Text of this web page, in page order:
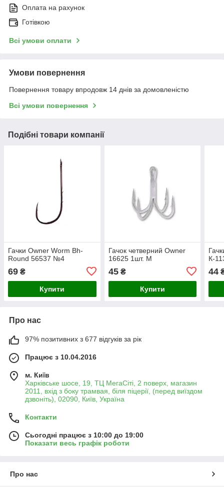
Оплата на рахунок
Готівкою
Всі умови оплати
Умови повернення
Повернення товару впродовж 14 днів за домовленістю
Всі умови повернення
Подібні товари компанії
Гачки Owner Worm Bh-
Round 56537 №4
69 ₴
Купити
Гачок четверний Owner
16625 1шт. M
45₴
Купити
К-
44
Про нас
97% позитивних з 677 відгуків за рік
Працює з 10.04.2016
м. Київ
Харківське шосе, 19, ТЦ МегаСіті, 2 поверх, магазин
2011, вхід з боку трамвая, біля піцерії, (перед виїздом
дзвоніть), 02090, Київ, Україна
Контакти
Сьогодні працює з 10:00 до 19:00
Показати весь графік роботи
Про нас